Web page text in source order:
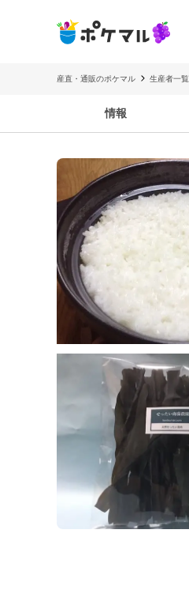
産直・通販のポケマル 生産者一覧
情報